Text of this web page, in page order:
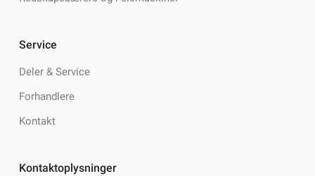
Service
Deler & Service
Forhandlere
Kontakt
Kontaktoplysninger